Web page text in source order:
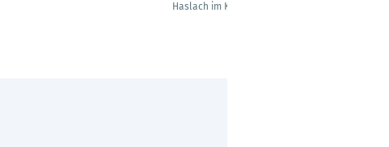
Haslach im Kinzigtal